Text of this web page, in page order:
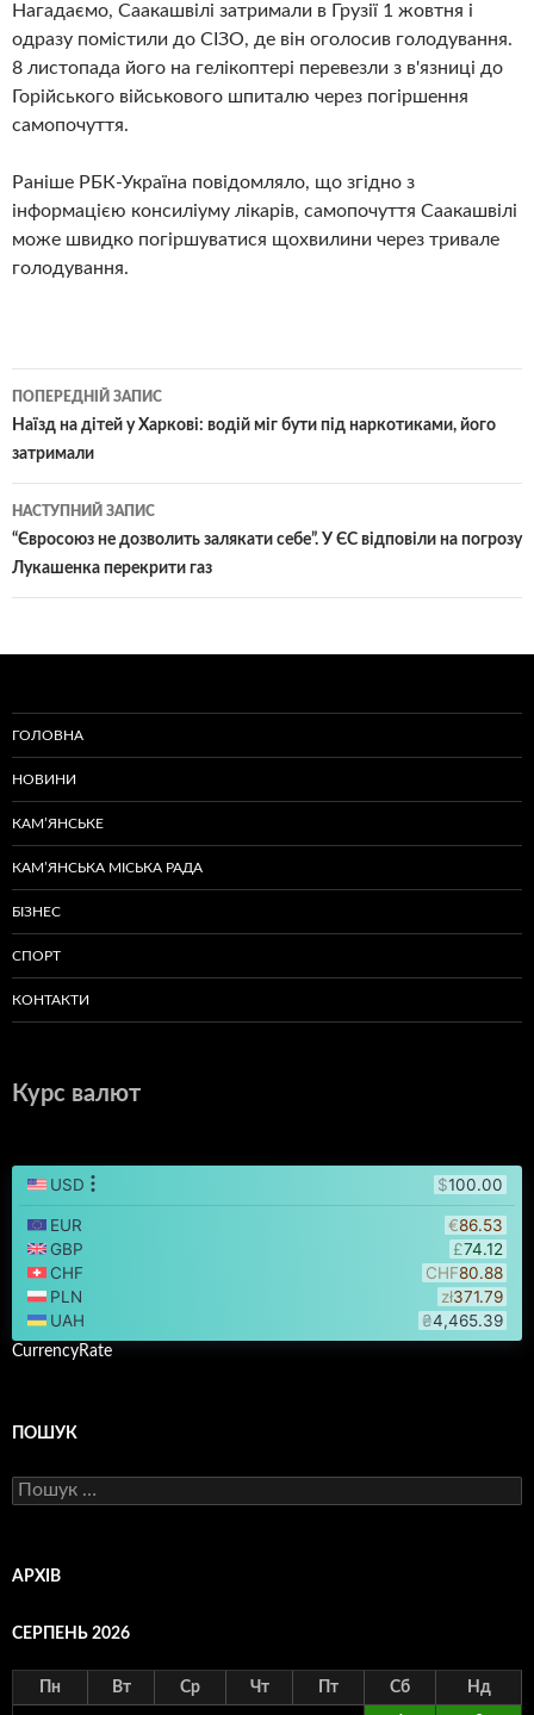
Нагадаємо, Саакашвілі затримали в Грузії 1 жовтня і
одразу помістили до СІЗО, де він оголосив голодування.
8 листопада його на гелікоптері перевезли з в'язниці до
Горійського військового шпиталю через погіршення
самопочуття.
Раніше РБК-Україна повідомляло, що згідно з
інформацією консиліуму лікарів, самопочуття Саакашвілі
може швидко погіршуватися щохвилини через тривале
голодування.
Навігація
по
записам
ПОПЕРЕДНІЙ ЗАПИС
Наїзд на дітей у Харкові: водій міг бути під наркотиками, його
затримали
НАСТУПНИЙ ЗАПИС
“Євросоюз не дозволить залякати себе”. У ЄС відповіли на погрозу
Лукашенка перекрити газ
ГОЛОВНА
НОВИНИ
КАМ’ЯНСЬКЕ
КАМ’ЯНСЬКА МІСЬКА РАДА
БІЗНЕС
СПОРТ
КОНТАКТИ
Курс валют
CurrencyRate
ПОШУК
Пошук:
АРХІВ
СЕРПЕНЬ 2026
Пн Вт Ср Чт Пт Сб Нд